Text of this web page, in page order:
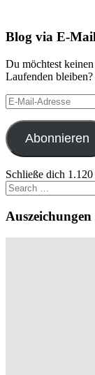
Blog via E-
Du möchtest
Laufenden
E-
Mail-
Adresse
Abonnieren
Schließe dich
Search
for:
Auszeichungen